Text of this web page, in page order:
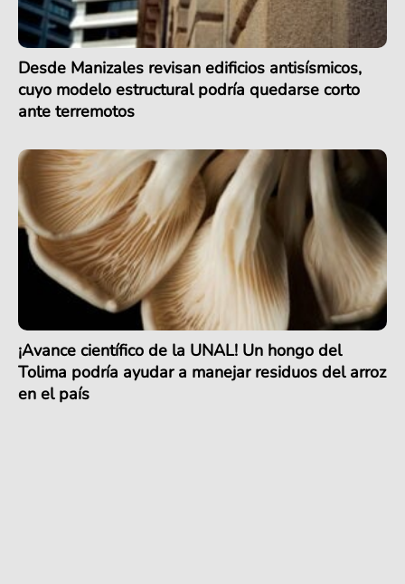
Desde Manizales revisan edificios antisísmicos,
cuyo modelo estructural podría quedarse corto
ante terremotos
¡Avance científico de la UNAL! Un hongo del
Tolima podría ayudar a manejar residuos del arroz
en el país